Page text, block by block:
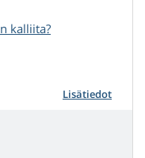
kalliita?
Lisätiedot